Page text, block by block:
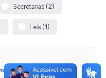
Secretarias (2)
Leis (1)
na Coordenadoria de